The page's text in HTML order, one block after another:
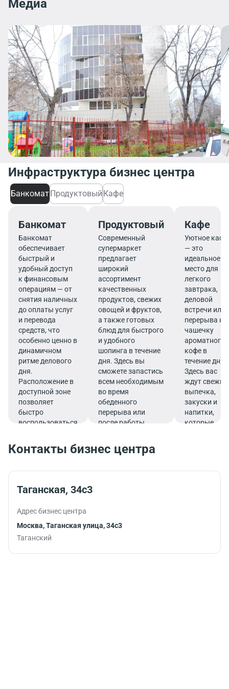
Медиа
Инфраструктура бизнес центра
БанкоматПродуктовый Кафе
Банкомат
Банкомат
обеспечивает
быстрый и
удобный доступ
к финансовым
операциям — от
снятия наличных
до оплаты услуг
и перевода
средств, что
особенно ценно в
динамичном
ритме делового
дня.
Расположение в
доступной зоне
позволяет
быстро
воспользоваться
Продуктовый
Современный
супермаркет
предлагает
широкий
ассортимент
качественных
продуктов, свежих
овощей и фруктов,
а также готовых
блюд для быстрого
и удобного
шопинга в течение
дня. Здесь вы
сможете запастись
всем необходимым
во время
обеденного
перерыва или
после работы.
Кафе
Уютное кафе
— это
идеальное
место для
легкого
завтрака,
деловой
встречи или
перерыва на
чашечку
ароматного
кофе в
течение дня.
Здесь вас
ждут свежие
выпечка,
закуски и
напитки,
которые
продуктивно
Контакты бизнес центра
Таганская, 34с3
Адрес бизнес центра
Москва, Таганская улица, 34с3
Таганский